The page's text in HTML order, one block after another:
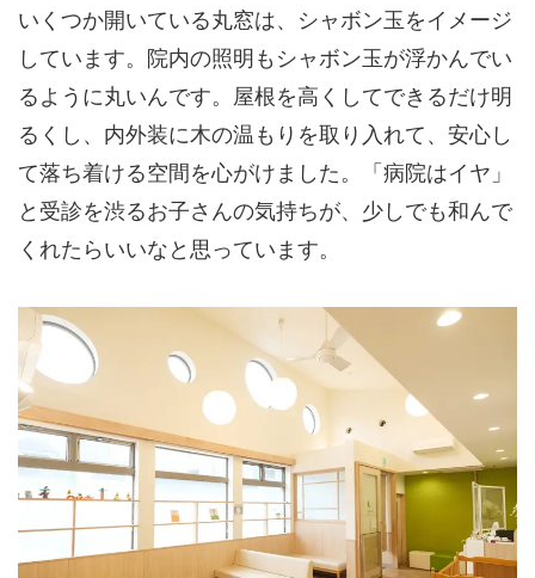
いくつか開いている丸窓は、シャボン玉をイメージ
しています。院内の照明もシャボン玉が浮かんでい
るように丸いんです。屋根を高くしてできるだけ明
るくし、内外装に木の温もりを取り入れて、安心し
て落ち着ける空間を心がけました。「病院はイヤ」
と受診を渋るお子さんの気持ちが、少しでも和んで
くれたらいいなと思っています。